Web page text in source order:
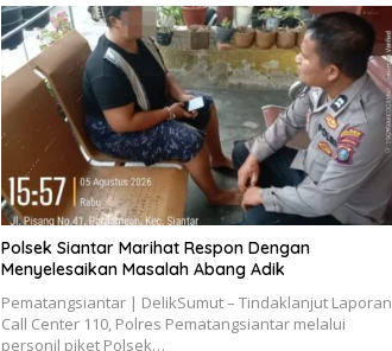
Polsek Siantar Marihat Respon Dengan
Menyelesaikan Masalah Abang Adik
Pematangsiantar | DelikSumut – Tindaklanjut Laporan
Call Center 110, Polres Pematangsiantar melalui
personil piket Polsek…